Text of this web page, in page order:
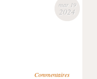
mar 19
2024
Commentaires